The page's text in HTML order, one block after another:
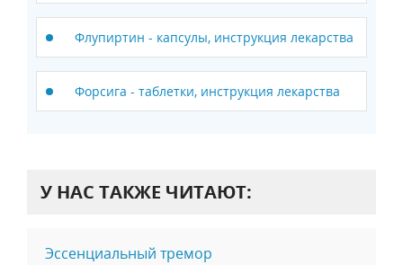
Флупиртин - капсулы, инструкция лекарства
Форсига - таблетки, инструкция лекарства
У НАС ТАКЖЕ ЧИТАЮТ:
Эссенциальный тремор